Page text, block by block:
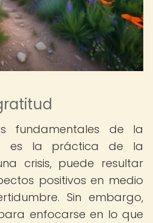
fundamentales de la
es la práctica de la
crisis, puede resultar
positivos en medio
Sin embargo,
enfocarse en lo que